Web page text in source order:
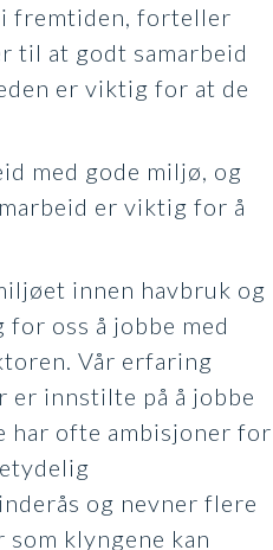
fremtiden, forteller
til at godt samarbeid
er viktig for at de
med gode miljø, og
er viktig for å
innen havbruk og
oss å jobbe med
Vår erfaring
innstilte på å jobbe
har ofte ambisjoner for
og nevner flere
klyngene kan